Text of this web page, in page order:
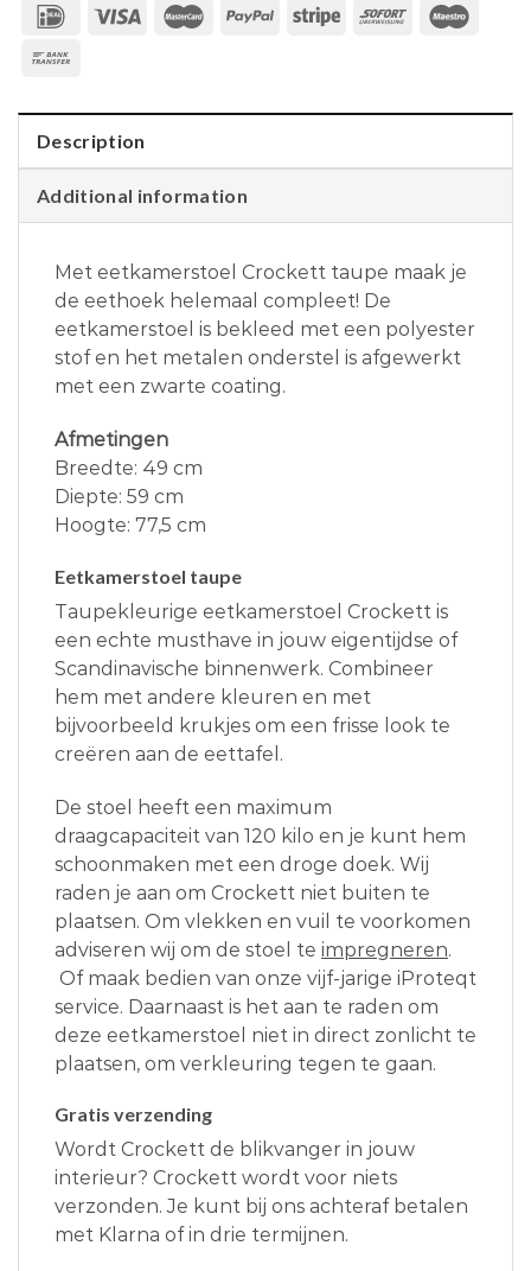
Description
Additional information
Met eetkamerstoel Crockett taupe maak je
de eethoek helemaal compleet! De
eetkamerstoel is bekleed met een polyester
stof en het metalen onderstel is afgewerkt
met een zwarte coating.
Afmetingen
Breedte: 49 cm
Diepte: 59 cm
Hoogte: 77,5 cm
Eetkamerstoel taupe
Taupekleurige eetkamerstoel Crockett is
een echte musthave in jouw eigentijdse of
Scandinavische binnenwerk. Combineer
hem met andere kleuren en met
bijvoorbeeld krukjes om een frisse look te
creëren aan de eettafel.
De stoel heeft een maximum
draagcapaciteit van 120 kilo en je kunt hem
schoonmaken met een droge doek. Wij
raden je aan om Crockett niet buiten te
plaatsen. Om vlekken en vuil te voorkomen
adviseren wij om de stoel te impregneren.
Of maak bedien van onze vijf-jarige iProteqt
service. Daarnaast is het aan te raden om
deze eetkamerstoel niet in direct zonlicht te
plaatsen, om verkleuring tegen te gaan.
Gratis verzending
Wordt Crockett de blikvanger in jouw
interieur? Crockett wordt voor niets
verzonden. Je kunt bij ons achteraf betalen
met Klarna of in drie termijnen.